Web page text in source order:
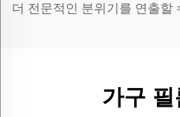
더 전문적인 분위기를 연출할
가구